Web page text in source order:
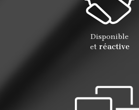
Disponible
et réactive